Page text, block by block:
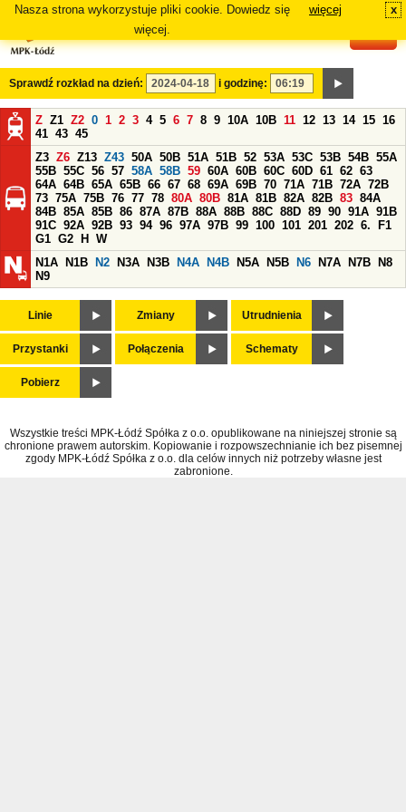
Nasza strona wykorzystuje pliki cookie. Dowiedz się
więcej.
więcej x
Sprawdź rozkład na dzień: i godzinę:
Z Z1 Z2 0 1 2 3 4 5 6 7 8 9 10A 10B 11 12 13 14 15 16
41 43 45
Z3 Z6 Z13 Z43 50A 50B 51A 51B 52 53A 53C 53B 54B 55A
55B 55C 56 57 58A 58B 59 60A 60B 60C 60D 61 62 63
64A 64B 65A 65B 66 67 68 69A 69B 70 71A 71B 72A 72B
73 75A 75B 76 77 78 80A 80B 81A 81B 82A 82B 83 84A
84B 85A 85B 86 87A 87B 88A 88B 88C 88D 89 90 91A 91B
91C 92A 92B 93 94 96 97A 97B 99 100 101 201 202 6.
F1
G1 G2 H
W
N1A
N1B N2 N3A N3B N4A N4B N5A N5B N6 N7A N7B
N8
N9
Linie Zmiany Utrudnienia
Przystanki Połączenia Schematy
Pobierz
Wszystkie treści MPK-Łódź Spółka z o.o. opublikowane na niniejszej stronie są
chronione prawem autorskim. Kopiowanie i rozpowszechnianie ich bez pisemnej
zgody MPK-Łódź Spółka z o.o. dla celów innych niż potrzeby własne jest
zabronione.